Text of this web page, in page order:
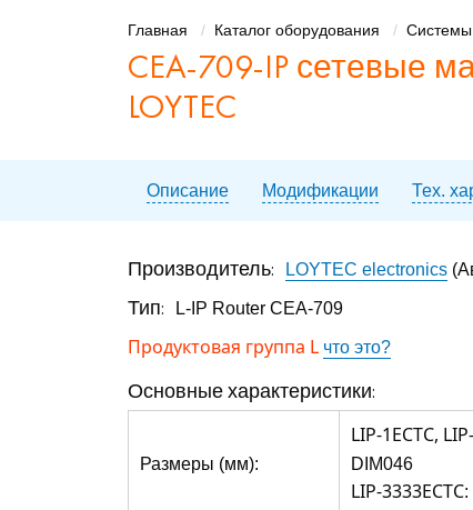
Главная Каталог оборудования Системы
CEA‑709-IP сетевые
LOYTEC
Описание Модификации Тех.
Производитель: LOYTEC electronics
Тип: L-IP Router CEA-709
Продуктовая группа L что это?
Основные характеристики:
Размеры (мм):
LIP-1ECTС,
DIM046
LIP-3333ECTС